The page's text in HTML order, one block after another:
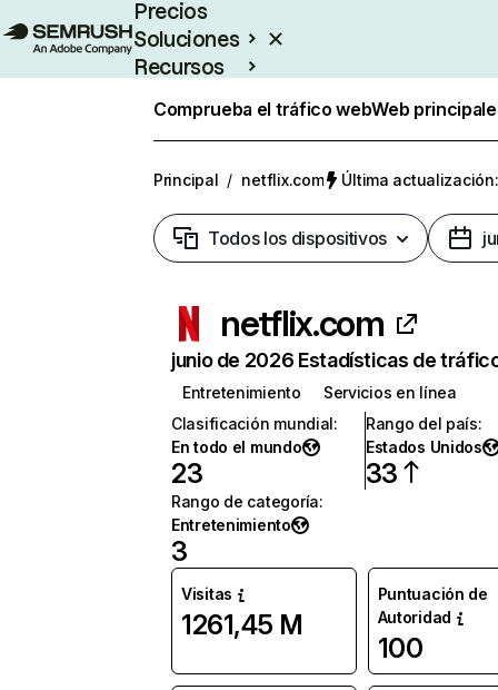
Precios
Soluciones
Recursos
Comprueba el tráfico webWeb
Principal / netflix.com Última
Todos los dispositivos
netflix.com
junio de 2026 Estadísticas de
Entretenimiento
Servicios en línea
Clasificación mundial:
En todo el mundo
23
Rango del país:
Estados Unidos
33
Rango de categoría:
Entretenimiento
3
Visitas
1261,45 M
Puntuación de
Autoridad
100